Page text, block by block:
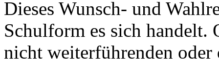
Dieses Wunsch- und
Schulform es sich handelt.
nicht weiterführenden oder